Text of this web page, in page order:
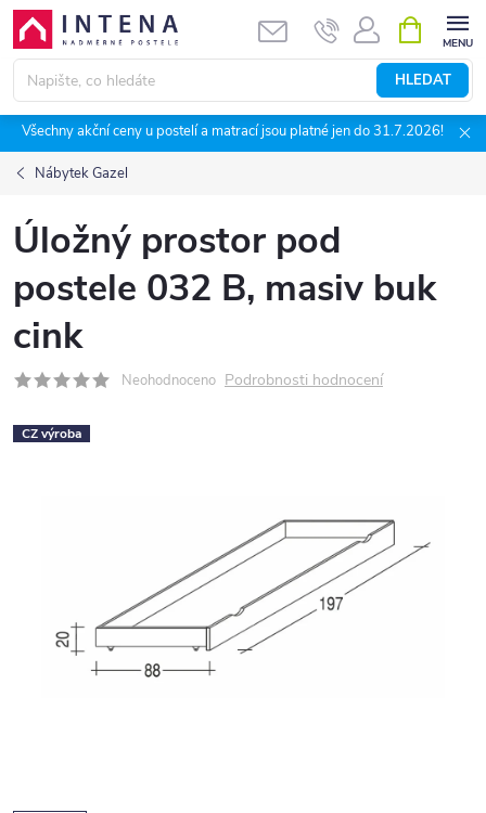
Přejít
obsah
HLEDAT
NÁKUPNÍ
KOŠÍK
Všechny akční ceny u postelí a matrací jsou platné jen do 31.7.2026!
Nábytek Gazel
Úložný prostor pod
postele 032 B, masiv buk
cink
Neohodnoceno Podrobnosti hodnocení
CZ výroba